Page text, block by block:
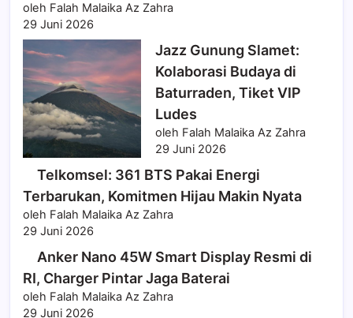
oleh Falah Malaika Az Zahra
29 Juni 2026
Jazz Gunung Slamet:
Kolaborasi Budaya di
Baturraden, Tiket VIP
Ludes
oleh Falah Malaika Az Zahra
29 Juni 2026
Telkomsel: 361 BTS Pakai Energi
Terbarukan, Komitmen Hijau Makin Nyata
oleh Falah Malaika Az Zahra
29 Juni 2026
Anker Nano 45W Smart Display Resmi di
RI, Charger Pintar Jaga Baterai
oleh Falah Malaika Az Zahra
29 Juni 2026